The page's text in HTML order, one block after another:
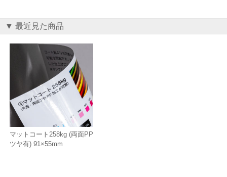
▼ 最近見た商品
マットコート258kg (両面PP
ツヤ有) 91×55mm